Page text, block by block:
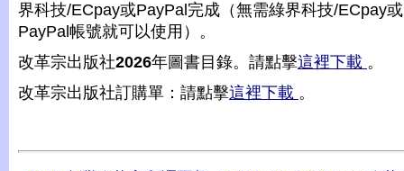
界科技/ECpay或PayPal完成（無需綠界科技/ECpay或
PayPal帳號就可以使用）。
改革宗出版社2026年圖書目錄。請點擊這裡下載 。
改革宗出版社訂購單：請點擊這裡下載 。